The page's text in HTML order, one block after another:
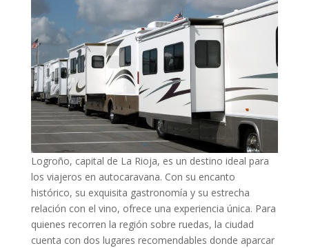
Logroño, capital de La Rioja, es un destino ideal para
los viajeros en autocaravana. Con su encanto
histórico, su exquisita gastronomía y su estrecha
relación con el vino, ofrece una experiencia única. Para
quienes recorren la región sobre ruedas, la ciudad
cuenta con dos lugares recomendables donde aparcar